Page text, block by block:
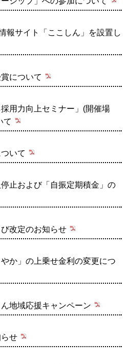
報サイト「ここしん」を設置し
について
用力向上セミナー」(開催場
て
いて
止および「自振定期積金」の
改定のお知らせ
か」の上乗せ金利の変更につ
地域応援キャンペーン
せ